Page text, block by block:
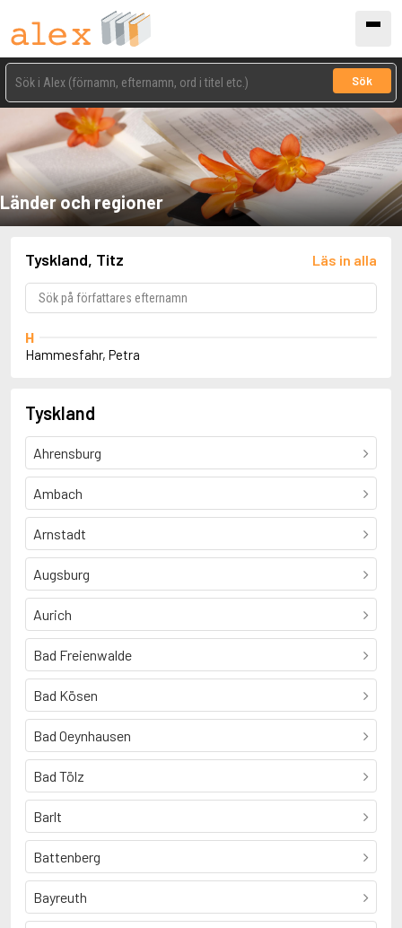
Sök
Länder och regioner
Tyskland, Titz Läs in alla
H
Hammesfahr, Petra
Tyskland
Ahrensburg
Ambach
Arnstadt
Augsburg
Aurich
Bad Freienwalde
Bad Kösen
Bad Oeynhausen
Bad Tölz
Barlt
Battenberg
Bayreuth